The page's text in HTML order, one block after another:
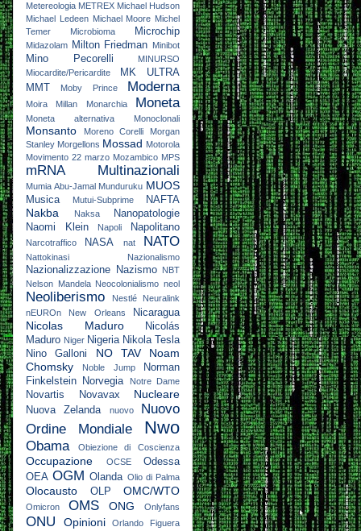
Metereologia METREX Michael Hudson
Michael Ledeen Michael Moore Michel
Temer
Microbioma Microchip
Midazolam Milton Friedman Minibot
Mino Pecorelli
MINURSO
Miocardite/Pericardite
MK ULTRA
MMT
Moby Prince Moderna
Moira Millan Monarchia Moneta
Moneta alternativa Monoclonali
Monsanto Moreno Corelli
Morgan
Stanley Morgellons Mossad Motorola
Movimento 22 marzo Mozambico MPS
mRNA Multinazionali
Mumia Abu-Jamal Munduruku MUOS
Musica Mutui-Subprime NAFTA
Nakba Naksa
Nanopatologie
Naomi Klein
Napoli Napolitano
Narcotraffico NASA nat NATO
Nattokinasi Nazionalismo
Nazionalizzazione Nazismo
NBT
Nelson Mandela Neocolonialismo neol
Neoliberismo Nestlé
Neuralink
nEUROn
New Orleans Nicaragua
Nicolas Maduro
Nicolás
Maduro Niger Nigeria Nikola Tesla
Nino Galloni
NO TAV
Noam
Chomsky
Noble Jump
Norman
Finkelstein
Norvegia Notre Dame
Novartis Novavax Nucleare
Nuova Zelanda nuovo
Nuovo
Ordine Mondiale
Nwo
Obama Obiezione di Coscienza
Occupazione OCSE
Odessa
OEA OGM Olanda Olio di Palma
Olocausto OLP OMC/WTO
Omicron OMS ONG Onlyfans
ONU Opinioni
Orlando Figuera